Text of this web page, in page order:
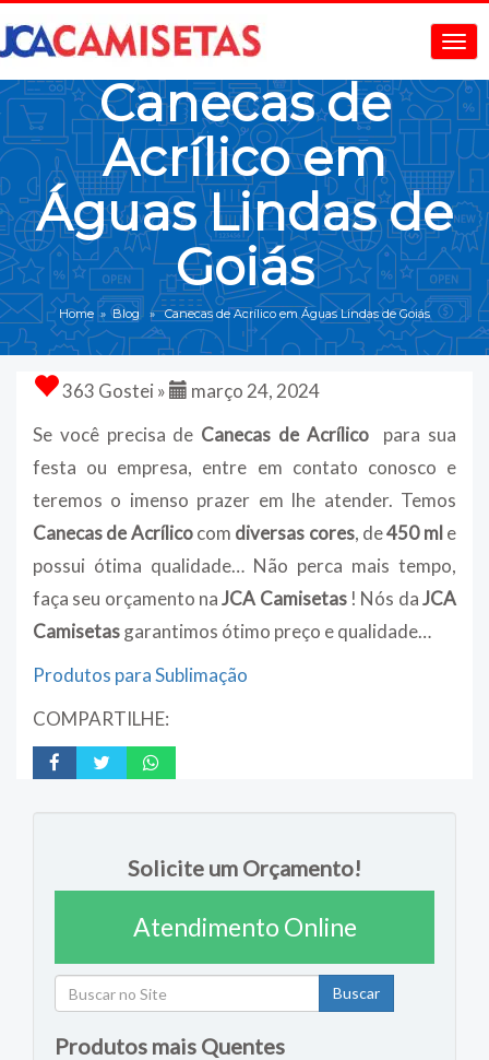
Canecas de
Acrílico em
Águas Lindas de
Goiás
Home »Blog » Canecas de Acrílico em Águas Lindas de Goiás
363 Gostei »
março 24, 2024
Se você precisa de Canecas de Acrílico
para sua
festa ou empresa, entre em contato conosco e
teremos o imenso prazer em lhe atender. Temos
Canecas de Acrílicocom diversas cores, de450 ml e
possui ótima qualidade… Não perca mais tempo,
faça seu orçamento naJCA Camisetas! Nós daJCA
Camisetasgarantimos ótimo preço e qualidade…
Produtos para Sublimação
COMPARTILHE:
Solicite um Orçamento!
Atendimento Online
Buscar
Produtos mais Quentes